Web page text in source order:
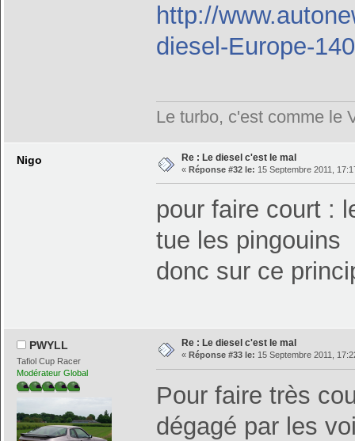
http://
diesel-Europe-
Le turbo, c'est comme le
Nigo Re : Le diesel c'est le mal
« Réponse #32 le: 15 Septembre 2011,
pour faire court :
tue les pingouins
donc sur ce
PWYLL
Tafiol Cup Racer
Modérateur Global
Re : Le diesel c'est le mal
« Réponse #33 le: 15 Septembre 2011,
Pour faire très
dégagé par les